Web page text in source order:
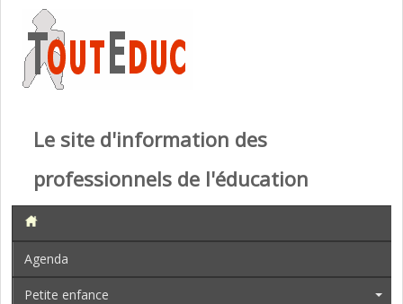
Le site d'information des
professionnels de l'éducation
Agenda
Petite enfance